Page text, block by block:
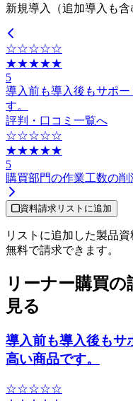
新規導入（追加導入も含
☆☆☆☆☆
★★★★★
5
導入前も導入後もサポ
す。
評判・口コミ一覧へ
☆☆☆☆☆
★★★★★
5
購買部門の作業工数の削
資料請求リストに追加
リストに追加した製品資
無料で請求できます。
リーナー購買
見る
導入前も導入後もサ
高い商品です。
☆☆☆☆☆